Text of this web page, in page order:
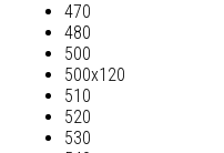
470
480
500
500х120
510
520
530